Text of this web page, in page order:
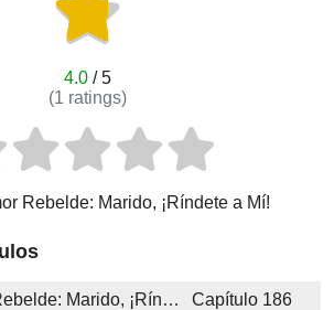
4.0/ 5
(1 ratings)
Rebelde: Marido, ¡Ríndete a Mí!
Amor Rebelde: Marido, ¡Ríndete a Mí! Capítulo 186